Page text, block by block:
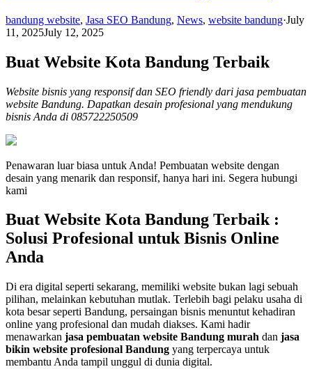
bandung website, Jasa SEO Bandung, News, website bandung·July
11, 2025July 12, 2025
Buat Website Kota Bandung Terbaik
Website bisnis yang responsif dan SEO friendly dari jasa pembuatan
website Bandung. Dapatkan desain profesional yang mendukung
bisnis Anda di 085722250509
Penawaran luar biasa untuk Anda! Pembuatan website dengan
desain yang menarik dan responsif, hanya hari ini. Segera hubungi
kami
Buat Website Kota Bandung Terbaik :
Solusi Profesional untuk Bisnis Online
Anda
Di era digital seperti sekarang, memiliki website bukan lagi sebuah
pilihan, melainkan kebutuhan mutlak. Terlebih bagi pelaku usaha di
kota besar seperti Bandung, persaingan bisnis menuntut kehadiran
online yang profesional dan mudah diakses. Kami hadir
menawarkan jasa pembuatan website Bandung murah dan jasa
bikin website profesional Bandung yang terpercaya untuk
membantu Anda tampil unggul di dunia digital.